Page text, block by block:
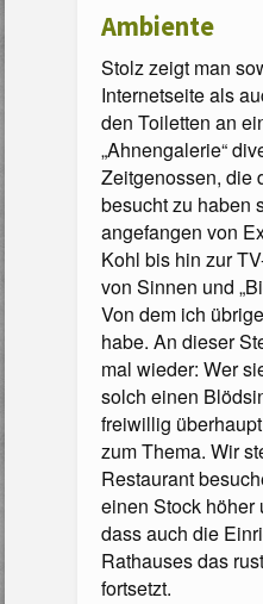
Ambiente
Stolz zeigt man
Internetseite als
den Toiletten an
„Ahnengalerie“
Zeitgenossen, die
besucht zu haben
angefangen von
Kohl bis hin zur
von Sinnen und
Von dem ich
habe. An dieser
mal wieder: Wer
solch einen
freiwillig
zum Thema. Wir
Restaurant
einen Stock höher
dass auch die
Rathauses das
fortsetzt.